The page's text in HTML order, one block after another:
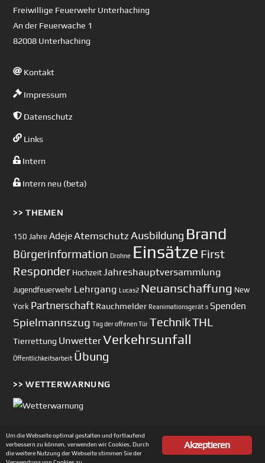
Freiwillige Feuerwehr Unterhaching
An der Feuerwache 1
82008 Unterhaching
Kontakt
Impressum
Datenschutz
Links
Intern
Intern neu (beta)
>> THEMEN
150 Jahre AdejeAtemschutz Ausbildung Brand
Bürgerinformation Drohne Einsätze First
Responder Hochzeit Jahreshauptversammlung
Jugendfeuerwehr Lehrgang Lucas2 Neuanschaffung New
York Partnerschaft Rauchmelder Reanimationsgerät s Spenden
Spielmannszug Tag der offenen Tür TechnikTHL
Tierrettung UnwetterVerkehrsunfall
Öffentlichkeitsarbeit Übung
>> WETTERWARNUNG
Copyright © 2002-2026 Feuerwehr Unterhaching
Akzeptieren
Um die Webseite optimal gestalten und fortlaufend
verbessern zu können, verwenden wir Cookies. Durch
die weitere Nutzung der Webseite stimmen Sie der